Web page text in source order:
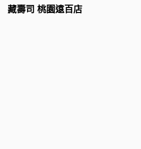
藏壽司 桃園遠百店